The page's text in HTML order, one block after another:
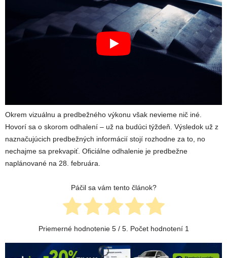
Okrem vizuálnu a predbežného výkonu však nevieme nič iné.
Hovorí sa o skorom odhalení – už na budúci týždeň. Výsledok už z
naznačujúcich predbežných informácií stojí rozhodne za to, no
nechajme sa prekvapiť. Oficiálne odhalenie je predbežne
naplánované na 28. februára.
Páčil sa vám tento článok?
Priemerné hodnotenie 5/ 5. Počet hodnotení 1